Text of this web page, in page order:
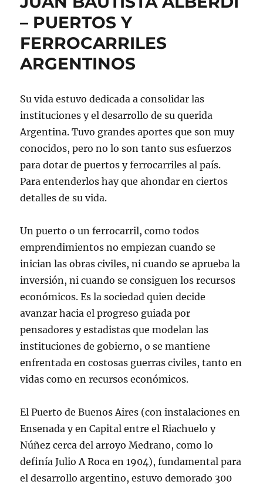
– PUERTOS Y
FERROCARRILES
ARGENTINOS
Su vida estuvo dedicada a consolidar las
instituciones y el desarrollo de su querida
Argentina. Tuvo grandes aportes que son muy
conocidos, pero no lo son tanto sus esfuerzos
para dotar de puertos y ferrocarriles al país.
Para entenderlos hay que ahondar en ciertos
detalles de su vida.
Un puerto o un ferrocarril, como todos
emprendimientos no empiezan cuando se
inician las obras civiles, ni cuando se aprueba la
inversión, ni cuando se consiguen los recursos
económicos. Es la sociedad quien decide
avanzar hacia el progreso guiada por
pensadores y estadistas que modelan las
instituciones de gobierno, o se mantiene
enfrentada en costosas guerras civiles, tanto en
vidas como en recursos económicos.
El Puerto de Buenos Aires (con instalaciones en
Ensenada y en Capital entre el Riachuelo y
Núñez cerca del arroyo Medrano, como lo
definía Julio A Roca en 1904), fundamental para
el desarrollo argentino, estuvo demorado 300